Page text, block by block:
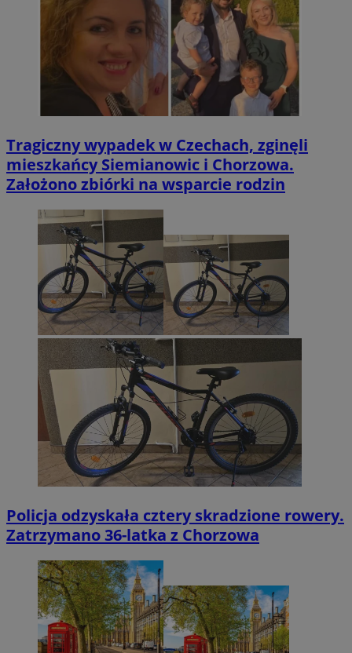
Tragiczny wypadek w Czechach, zginęli
mieszkańcy Siemianowic i Chorzowa.
Założono zbiórki na wsparcie rodzin
Policja odzyskała cztery skradzione rowery.
Zatrzymano 36-latka z Chorzowa